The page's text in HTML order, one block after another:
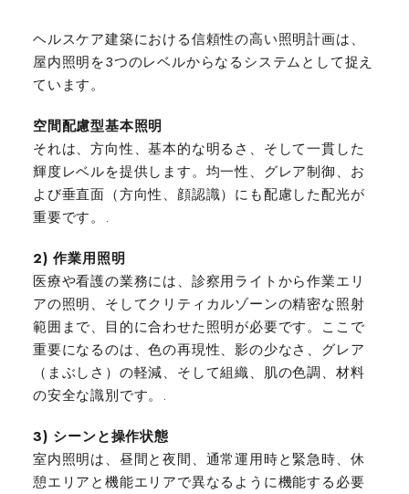
ヘルスケア建築における信頼性の高い照明計画は、
屋内照明を3つのレベルからなるシステムとして捉え
ています。
空間配慮型基本照明
それは、方向性、基本的な明るさ、そして一貫した
輝度レベルを提供します。均一性、グレア制御、お
よび垂直面（方向性、顔認識）にも配慮した配光が
重要です。.
2) 作業用照明
医療や看護の業務には、診察用ライトから作業エリ
アの照明、そしてクリティカルゾーンの精密な照射
範囲まで、目的に合わせた照明が必要です。ここで
重要になるのは、色の再現性、影の少なさ、グレア
（まぶしさ）の軽減、そして組織、肌の色調、材料
の安全な識別です。.
3) シーンと操作状態
室内照明は、昼間と夜間、通常運用時と緊急時、休
憩エリアと機能エリアで異なるように機能する必要